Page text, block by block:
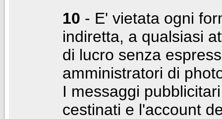
10 - E' vietata ogni
indiretta, a qualsiasi
di lucro senza
amministratori di
I messaggi
cestinati e l'account